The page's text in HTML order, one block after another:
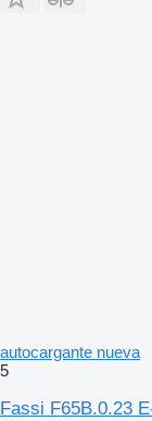
autocargante nueva
5
Fassi F65B.0.23